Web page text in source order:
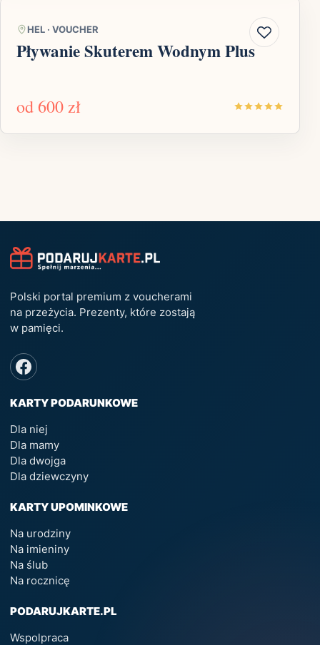
HEL · VOUCHER
Pływanie Skuterem Wodnym Plus
od600 zł
Polski portal premium z voucherami
na przeżycia. Prezenty, które zostają
w pamięci.
KARTY PODARUNKOWE
Dla niej
Dla mamy
Dla dwojga
Dla dziewczyny
KARTY UPOMINKOWE
Na urodziny
Na imieniny
Na ślub
Na rocznicę
PODARUJKARTE.PL
Wspolpraca